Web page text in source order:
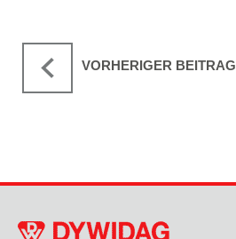
VORHERIGER BEITRAG